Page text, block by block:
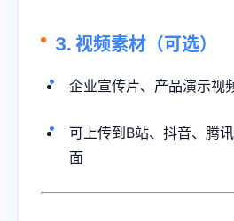
3. 视频素材（可选）
企业宣传片、产品演示视
可上传到B站、抖音、腾
面